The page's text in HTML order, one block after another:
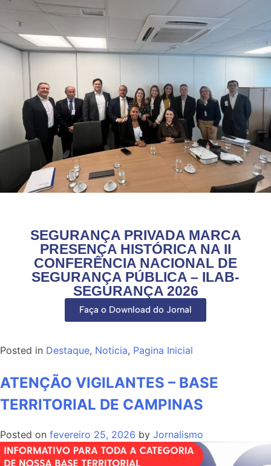
SEGURANÇA PRIVADA MARCA
PRESENÇA HISTÓRICA NA II
CONFERÊNCIA NACIONAL DE
SEGURANÇA PÚBLICA – ILAB-
SEGURANÇA 2026
Faça o Download do Jornal
Posted in Destaque, Noticia, Pagina Inicial
ATENÇÃO VIGILANTES – BASE
TERRITORIAL DE CAMPINAS
Posted on fevereiro 25, 2026 by Jornalismo